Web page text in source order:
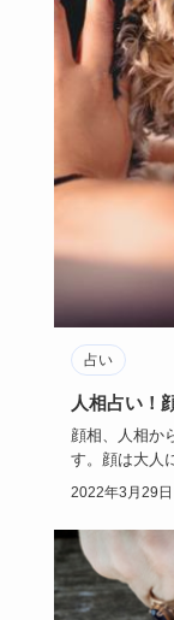
占い
人相占い！
顔相、人相か
す。顔は大人
変わらないと
2022年3月29日